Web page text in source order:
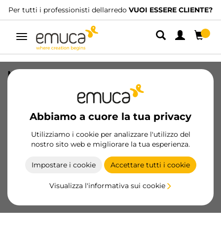
Per tutti i professionisti dellarredo VUOI ESSERE CLIENTE?
Navigazione
Abbiamo a cuore la tua privacy
Utilizziamo i cookie per analizzare l'utilizzo del
nostro sito web e migliorare la tua esperienza.
Impostare i cookie Accettare tutti i cookie
Visualizza l'informativa sui cookie
Multiconnettore Vertikal Push
diametro 100mm, 3 spine di tipo
Schuko, 1 USB tipo A, 1 USB tipo C,
Acciaio e Tecnoplastica, Verniciato
bianco
5221212/ EAN 8432393316673
Diventa cliente